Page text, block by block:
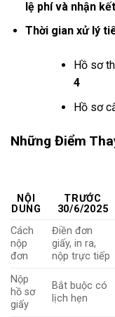
lệ phí và nhận
Thời gian xử lý
Hồ sơ
4
Hồ sơ
Những Điểm
NỘI
DUNG
TRƯỚC
30/6/2025
Cách
nộp
đơn
Điền đơn
giấy, in ra,
nộp trực tiếp
Nộp
hồ sơ
giấy
Bắt buộc có
lịch hẹn